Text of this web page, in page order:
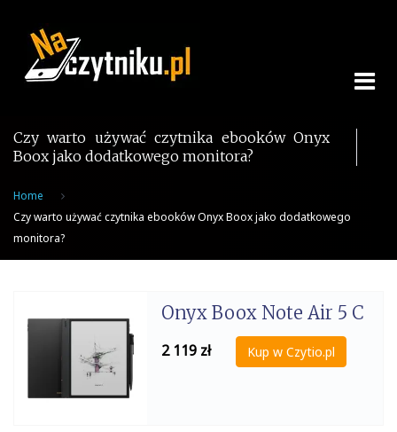
content
Czy warto używać czytnika ebooków Onyx
Boox jako dodatkowego monitora?
Home
Czy warto używać czytnika ebooków Onyx Boox jako dodatkowego
monitora?
Onyx Boox Note Air 5 C
2 119 zł Kup w Czytio.pl